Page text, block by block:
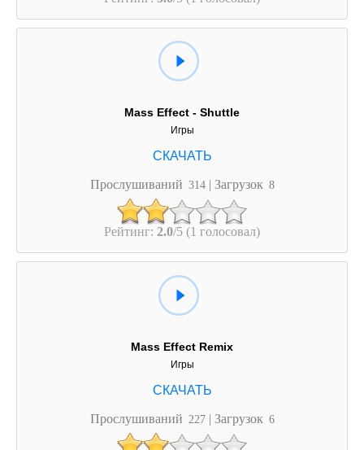
Mass Effect - Shuttle
Игры
Прослушиваний 314 | Загрузок 8
Рейтинг: 2.0/5 (1 голосовал)
Mass Effect Remix
Игры
Прослушиваний 227 | Загрузок 6